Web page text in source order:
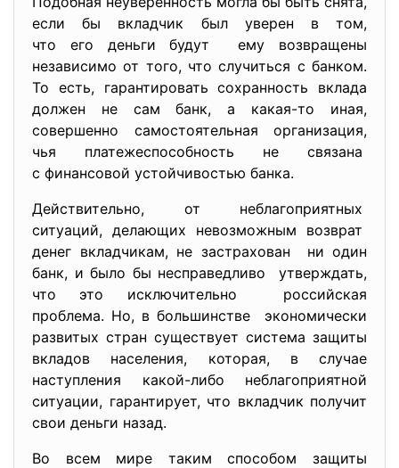
если бы вкладчик был уверен в том,
что его деньги будут ему возвращены
независимо от того, что случиться с банком.
То есть, гарантировать сохранность вклада
должен не сам банк, а какая-то иная,
совершенно самостоятельная организация,
чья платежеспособность не связана
с финансовой устойчивостью банка.
Действительно, от неблагоприятных
ситуаций, делающих невозможным возврат
денег вкладчикам, не застрахован ни один
банк, и было бы несправедливо утверждать,
что это исключительно российская
проблема. Но, в большинстве экономически
развитых стран существует система защиты
вкладов населения, которая, в случае
наступления какой-либо неблагоприятной
ситуации, гарантирует, что вкладчик получит
свои деньги назад.
Во всем мире таким способом защиты